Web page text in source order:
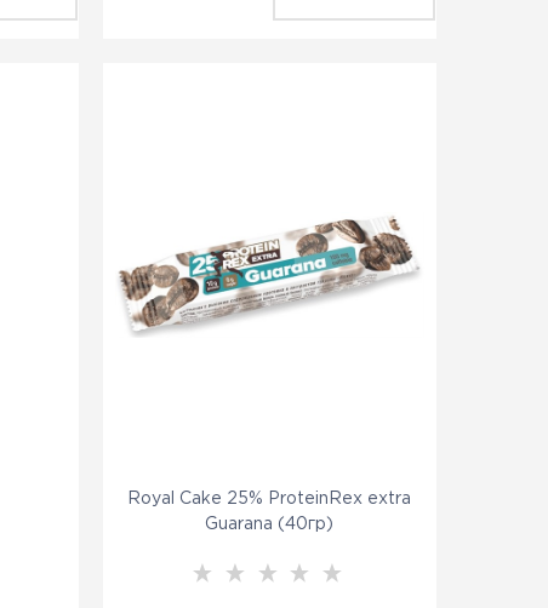
Royal Cake 25% ProteinRex extra
Guarana (40гр)